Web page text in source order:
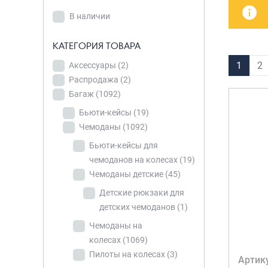
САКВОЯЖИ
Сумки
Сумки-
Сумки-
колёсах
Сумки
ТОВАРА
Аксессуары(2)
Распродажа
Багаж
(1092)
Бьюти-кейсы(19)
Чемоданы(1092)
Бьюти-кейсы для
чемоданов на
колесах (19)
(45)
Детские
ПРОИЗВОДИТЕЛЬ
American
club
(20)
Ananda (1)
Aolard(2)
В наличии
КАТЕГОРИЯ ТОВАРА
Аксессуары (2)
Распродажа (2)
Багаж (1092)
Бьюти-кейсы (19)
Чемоданы (1092)
Бьюти-кейсы для
чемоданов на колесах (19)
Чемоданы детские (45)
Детские рюкзаки для
детских чемоданов (1)
Чемоданы на
колесах (1069)
Пилоты на колесах (3)
1 2